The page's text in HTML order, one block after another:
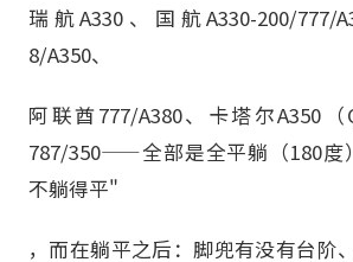
瑞航A330、国航A330-200/777/
8/A350、
阿联酋777/A380、卡塔尔A350
787/350——全部是全平躺（180度
不躺得平"
，而在躺平之后：脚兜有没有台阶